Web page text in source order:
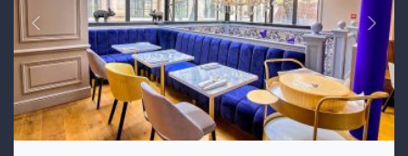
Précédent
Suivant